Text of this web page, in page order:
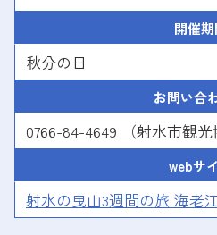
開催
秋分の日
お問い合
0766-84-4649 （射水市観光
webサ
射水の曳山3週間の旅 海老